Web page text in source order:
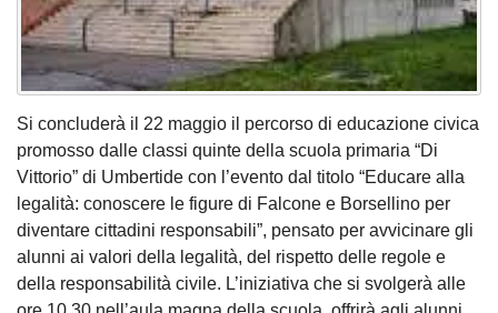
Si concluderà il 22 maggio il percorso di educazione civica
promosso dalle classi quinte della scuola primaria “Di
Vittorio” di Umbertide con l’evento dal titolo “Educare alla
legalità: conoscere le figure di Falcone e Borsellino per
diventare cittadini responsabili”, pensato per avvicinare gli
alunni ai valori della legalità, del rispetto delle regole e
della responsabilità civile. L’iniziativa che si svolgerà alle